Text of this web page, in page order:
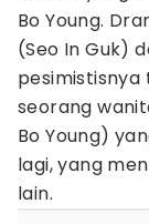
Bo Young.
(Seo In Guk)
pesimistisnya
seorang
Bo Young)
lagi, yang
lain.